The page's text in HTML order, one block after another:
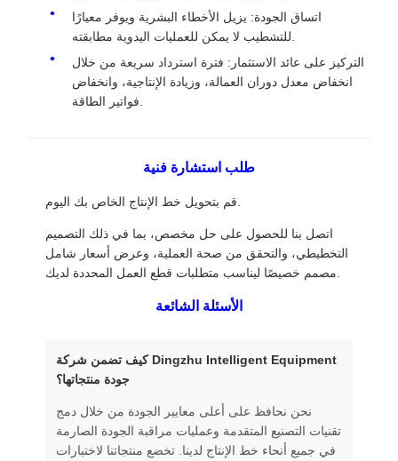
اتساق الجودة: يزيل الأخطاء البشرية ويوفر معيارًا
التركيز على عائد الاستثمار: فترة استرداد سريعة من خلال
انخفاض معدل دوران العمالة، وزيادة الإنتاجية، وانخفاض
طلب استشارة فنية
اتصل بنا للحصول على حل مخصص، بما في ذلك التصميم
التخطيطي، والتحقق من صحة العملية، وعرض أسعار شامل
الأسئلة الشائعة
كيف تضمن شركة Dingzhu Intelligent Equipment
جودة منتجاتها؟
نحن نحافظ على أعلى معايير الجودة من خلال دمج
تقنيات التصنيع المتقدمة وعمليات مراقبة الجودة الصارمة
في جميع أنحاء خط الإنتاج لدينا. تخضع منتجاتنا لاختبارات